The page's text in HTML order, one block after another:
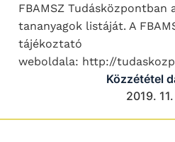
FBAMSZ Tudásközpontban
tananyagok listáját. A
tájékoztató
weboldala: http://
Közzététel
2019. 11.